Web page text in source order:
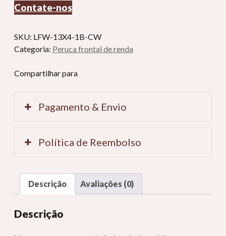
humano
perucas
frontal
renda
Contate-nos
SKU: LFW-13X4-1B-CW
Categoria: Peruca frontal de renda
Compartilhar para
Pagamento & Envio
Política de Reembolso
Descrição Avaliações (0)
Descrição